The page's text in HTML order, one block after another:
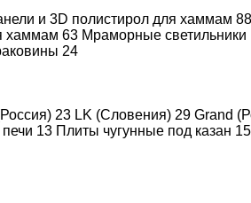
и 3D полистирол для хаммам 88
хаммам 63 Мраморные светильники
24
23 LK (Словения) 29 Grand
13 Плиты чугунные под казан 15